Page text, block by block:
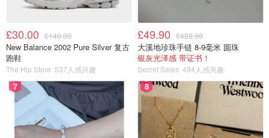
£30.00 £140.00
New Balance 2002 Pure Silver 复古
跑鞋
The Hip Store 537人感兴趣
£49.90 £428.90
大溪地珍珠手链 8-9毫米 圆珠
银灰光泽感 带证书！
Secret Sales 494人感兴趣
7 8